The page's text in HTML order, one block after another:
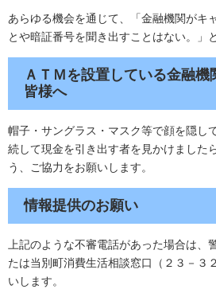
あらゆる機会を通じて、「金融機関がキ
とや暗証番号を聞き出すことはない。」
ＡＴＭを設置している金融
皆様へ
帽子・サングラス・マスク等で顔を隠し
続して現金を引き出す者を見かけました
う、ご協力をお願いします。
情報提供のお願い
上記のような不審電話があった場合は、
たは当別町消費生活相談窓口（２３－３
いします。